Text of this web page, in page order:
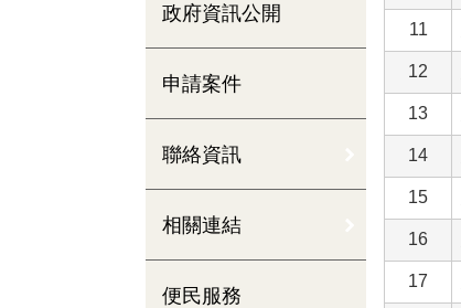
政府資訊公開
申請案件
聯絡資訊
相關連結
便民服務
11
12
13
14
15
16
17